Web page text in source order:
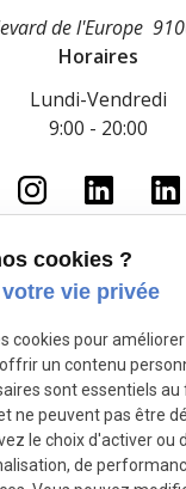
de l'Europe
Horaires
Lundi-Vendredi
9:00 - 20:00
Accueil
Le cabinet
Droit du
Fonction
Droit pénal
Droit pénal
Actualités
cookies ?
vie privée
cookies pour
un contenu
sont essentiels
ne peuvent pas être
le choix d'activer ou
de